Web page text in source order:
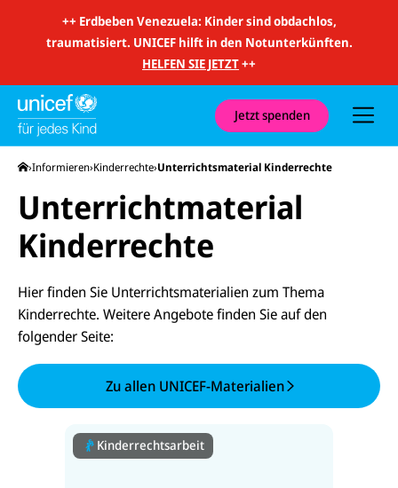
++ Erdbeben Venezuela: Kinder sind obdachlos,
traumatisiert. UNICEF hilft in den Notunterkünften.
HELFEN SIE JETZT++
Jetzt spenden
h
u
d
Startseite
Informieren Kinderrechte Unterrichtsmaterial Kinderrechte
Unterrichtmaterial
Kinderrechte
Hier finden Sie Unterrichtsmaterialien zum Thema
Kinderrechte. Weitere Angebote finden Sie auf den
folgender Seite:
Zu allen UNICEF-Materialien
Kinderrechtsarbeit